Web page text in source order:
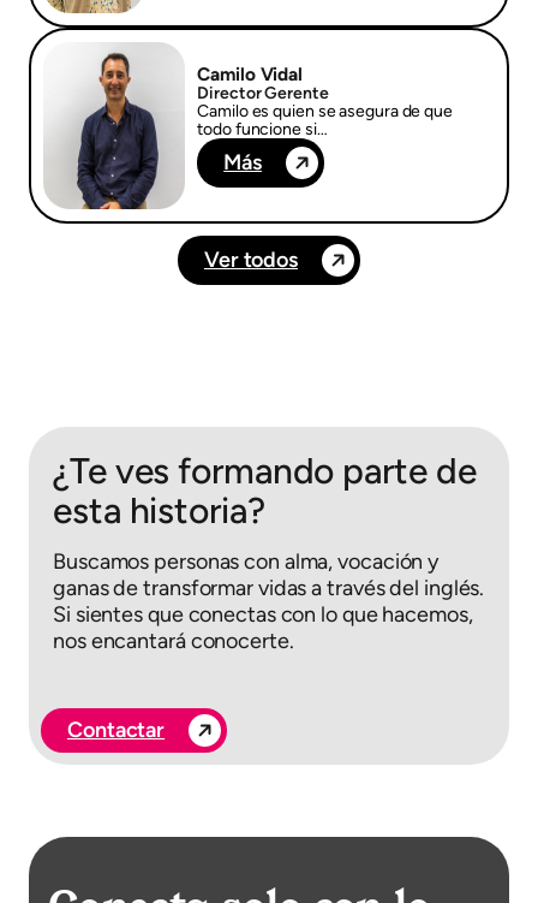
Camilo Vidal
Director Gerente
Camilo es quien se asegura de que
todo funcione si…
Más
Ver todos
¿Te ves formando parte de
esta historia?
Buscamos personas con alma, vocación y
ganas de transformar vidas a través del inglés.
Si sientes que conectas con lo que hacemos,
nos encantará conocerte.
Contactar